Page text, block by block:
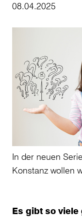
08.04.2025
In der neuen
Konstanz wollen
Es gibt so viele